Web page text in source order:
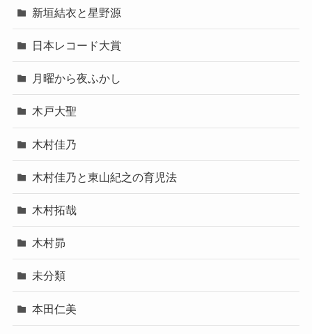
新垣結衣と星野源
日本レコード大賞
月曜から夜ふかし
木戸大聖
木村佳乃
木村佳乃と東山紀之の育児法
木村拓哉
木村昴
未分類
本田仁美